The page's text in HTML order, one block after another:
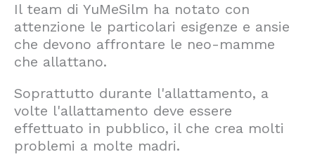
Il team di YuMeSilm ha notato con
attenzione le particolari esigenze e ansie
che devono affrontare le neo-mamme
che allattano.
Soprattutto durante l'allattamento, a
volte l'allattamento deve essere
effettuato in pubblico, il che crea molti
problemi a molte madri.